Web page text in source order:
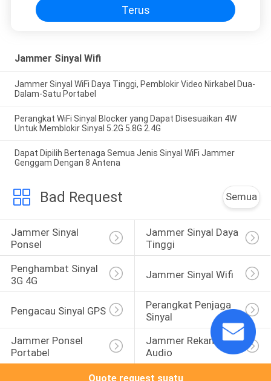
Terus
Jammer Sinyal Wifi
Jammer Sinyal WiFi Daya Tinggi, Pemblokir Video Nirkabel Dua-
Dalam-Satu Portabel
Perangkat WiFi Sinyal Blocker yang Dapat Disesuaikan 4W
Untuk Memblokir Sinyal 5.2G 5.8G 2.4G
Dapat Dipilih Bertenaga Semua Jenis Sinyal WiFi Jammer
Genggam Dengan 8 Antena
Bad Request Semua
Jammer Sinyal
Ponsel
Jammer Sinyal Daya
Tinggi
Penghambat Sinyal
3G 4G
Jammer Sinyal Wifi
Pengacau Sinyal GPS
Perangkat Penjaga
Sinyal
Jammer Ponsel
Portabel
Jammer Rekaman
Audio
Quote request suatu